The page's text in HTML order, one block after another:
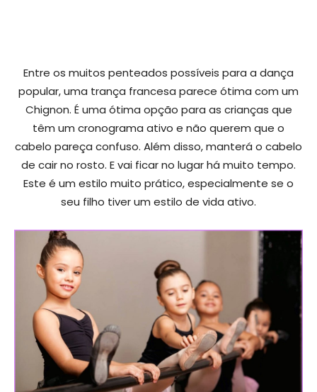
Entre os muitos penteados possíveis para a dança
popular, uma trança francesa parece ótima com um
Chignon. É uma ótima opção para as crianças que
têm um cronograma ativo e não querem que o
cabelo pareça confuso. Além disso, manterá o cabelo
de cair no rosto. E vai ficar no lugar há muito tempo.
Este é um estilo muito prático, especialmente se o
seu filho tiver um estilo de vida ativo.